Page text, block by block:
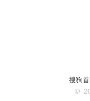
搜狗
©